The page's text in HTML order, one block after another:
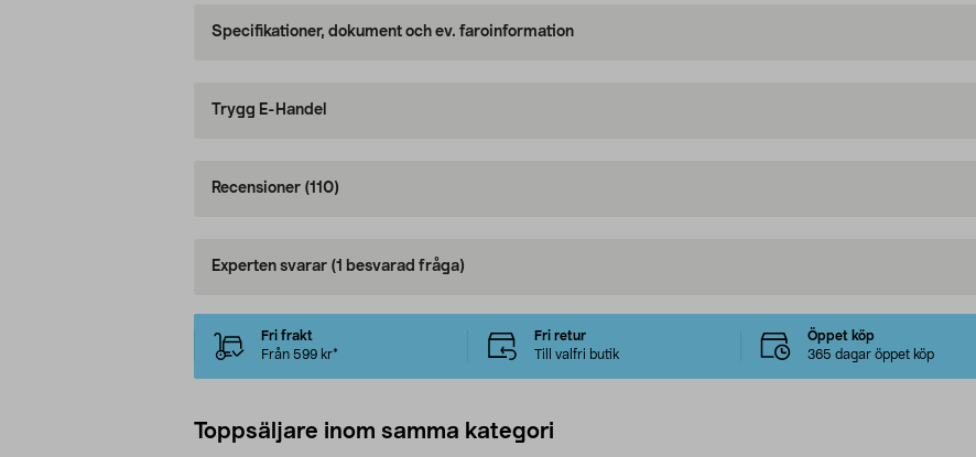
Specifikationer, dokument och ev. faroinformation
Trygg E-Handel
Recensioner (110)
Experten svarar (1 besvarad fråga)
Fri frakt
Från 599 kr*
Fri retur
Till valfri butik
Öppet köp
365 dagar öppet köp
Toppsäljare inom samma kategori